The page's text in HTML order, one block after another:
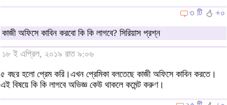
৩ টি
+০
কাজী অফিসে কাবিন করবো কি কি লাগবে? সিরিয়াস প্রশ্ন
১৮ ই এপ্রিল, ২০১৯ রাত ৯:০৬
৫ বছর হলো প্রেম করি।এখন প্রেমিকা বলতেছে কাজী অফিসে কাবিন করতে।
এই বিষয়ে কি কি লাগবে অভিজ্ঞ কেউ থাকলে কমেন্ট করুণ।